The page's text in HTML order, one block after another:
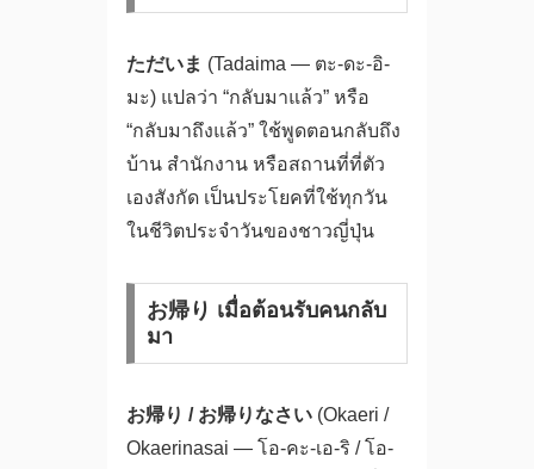
ただいま (Tadaima — ตะ-ดะ-อิ-
มะ) แปลว่า “กลับมาแล้ว” หรือ
“กลับมาถึงแล้ว” ใช้พูดตอนกลับถึง
บ้าน สำนักงาน หรือสถานที่ที่ตัว
เองสังกัด เป็นประโยคที่ใช้ทุกวัน
ในชีวิตประจำวันของชาวญี่ปุ่น
お帰り เมื่อต้อนรับคนกลับ
มา
お帰り / お帰りなさい(Okaeri /
Okaerinasai — โอ-คะ-เอ-ริ / โอ-